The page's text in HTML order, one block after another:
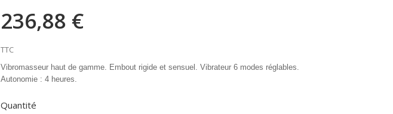
236,88 €
TTC
Vibromasseur haut de gamme. Embout rigide et sensuel. Vibrateur 6 modes réglables.
Autonomie : 4 heures.
Quantité